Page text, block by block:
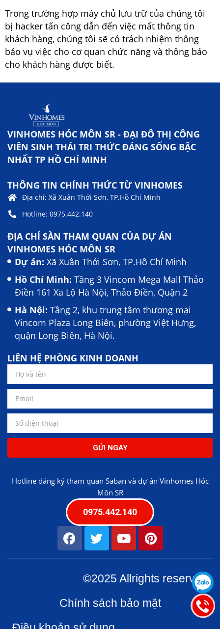
Trong trường hợp máy chủ lưu trữ của chúng tôi
bị hacker tấn công dẫn đến việc mất thông tin
khách hàng, chúng tôi sẽ có trách nhiệm thông
báo vụ việc cho cơ quan chức năng và thông báo
cho khách hàng được biết.
VINHOMES HÓC MÔN SR - ĐẠI ĐÔ THỊ CÔNG
VIÊN SINH THÁI TRI THỨC ĐÁNG SỐNG BẬC
NHẤT TP HỒ CHÍ MINH
THÔNG TIN CHÍNH THỨC TỪ VINHOMES
Địa chỉ: Xã Xuân Thới Sơn, TP.Hồ Chí Minh
Hotline: 0975.442.140
ĐỊA CHỈ SÀN THAM QUAN CỦA DỰ ÁN
VINHOMES HÓC MÔN SR
Dự án: Xã Xuân Thới Sơn, TP.Hồ Chí Minh
Hồ Chí Minh: Tầng 3 Vincom Mega Mall Thảo
Điền 161 Xa Lộ Hà Nội, Thảo Điền, Quận 2
Hà Nội: Tầng 2, khu trung tâm thương mại
Vincom Plaza Long Biên, phường Việt Hưng,
quận Long Biên, Hà Nội.
LIÊN HỆ PHÒNG KINH DOANH
GỬI NGAY
Hotline đăng ký tham quan Saban và dự án Vinhomes Hóc
Môn SR
0975.442.140
©2025 Allrights reserved
Chính sách bảo mật